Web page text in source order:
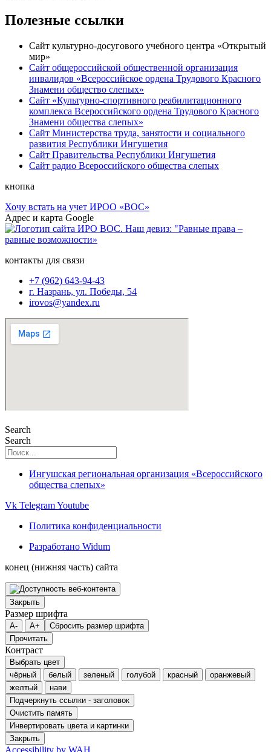
Полезные ссылки
Сайт культурно-досугового учебного центра «Открытый
мир»
Сайт общероссийской общественной организация
инвалидов «Всероссийское ордена Трудового Красного
Знамени общество слепых»
Сайт «Культурно-спортивного реабилитационного
комплекса Всероссийского ордена Трудового Красного
Знамени общества слепых»
Сайт Министерства труда, занятости и социального
развития Республики Ингушетия
Сайт Правительства Республики Ингушетия
Сайт радио Всероссийского общества слепых
кнопка
Хочу встать на учет ИРОО «ВОС»
Адрес и карта Google
контакты для связи
+7 (962) 643-94-43
г. Назрань, ул. Победы, 54
irovos@yandex.ru
Search
Search
Ингушская региональная организация «Всероссийского
общества слепых»
Vk TelegramYoutube
Политика конфиденциальности
Разработано Widum
конец (нижняя часть) сайта
Закрыть
Размер шрифта
A- A+
Сбросить размер шрифта
Прочитать
Контраст
Выбрать цвет
чёрный
белый зеленый голубой красный
оранжевый
желтый
нави
Подчеркнуть ссылки - заголовок
Очистить память
Инвертировать цвета и картинки
Закрыть
Accessibility by WAH